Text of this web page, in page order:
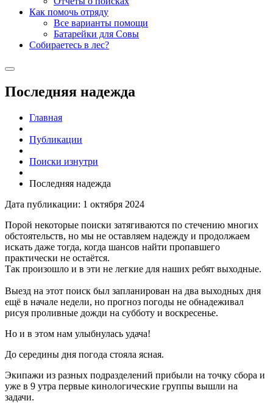
Как помочь отряду
Все варианты помощи
Батарейки для Совы
Собираетесь в лес?
Последняя надежда
Главная
Публикации
Поиски изнутри
Последняя надежда
Дата публикации: 1 октября 2024
Порой некоторые поиски затягиваются по стечению многих
обстоятельств, но мы не оставляем надежду и продолжаем
искать даже тогда, когда шансов найти пропавшего
практически не остаётся.
Так произошло и в эти не легкие для наших ребят выходные.
Выезд на этот поиск был запланирован на два выходных дня
ещё в начале недели, но прогноз погоды не обнадеживал
рисуя проливные дожди на субботу и воскресенье.
Но и в этом нам улыбнулась удача!
До середины дня погода стояла ясная.
Экипажи из разных подразделений прибыли на точку сбора и
уже в 9 утра первые кинологические группы вышли на
задачи.